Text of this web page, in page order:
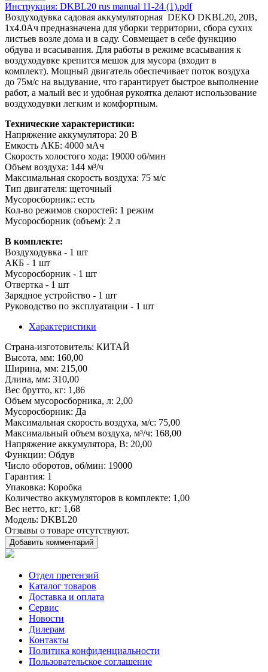
Инструкция: DKBL20 rus manual 11-24 (1).pdf
Воздуходувка садовая аккумуляторная DEKO DKBL20, 20В,
1x4.0Ач предназначена для уборки территории, сбора сухих
листьев возле дома и в саду. Совмещает в себе функцию
обдува и всасывания. Для работы в режиме всасывания к
воздуходувке крепится мешок для мусора (входит в
комплект). Мощный двигатель обеспечивает поток воздуха
до 75м/с на выдувание, что гарантирует быстрое выполнение
работ, а малый вес и удобная рукоятка делают использование
воздуходувки легким и комфортным.
Технические характеристики:
Напряжение аккумулятора: 20 В
Емкость АКБ: 4000 мАч
Скорость холостого хода: 19000 об/мин
Объем воздуха: 144 м³/ч
Максимальная скорость воздуха: 75 м/с
Тип двигателя: щеточный
Мусоросборник:: есть
Кол-во режимов скоростей: 1 режим
Мусоросборник (объем): 2 л
В комплекте:
Воздуходувка - 1 шт
АКБ - 1 шт
Мусоросборник - 1 шт
Отвертка - 1 шт
Зарядное устройство - 1 шт
Руководство по эксплуатации - 1 шт
Характеристики
Страна-изготовитель: КИТАЙ
Высота, мм: 160,00
Ширина, мм: 215,00
Длина, мм: 310,00
Вес брутто, кг: 1,86
Объем мусоросборника, л: 2,00
Мусоросборник: Да
Максимальная скорость воздуха, м/с: 75,00
Максимальный объем воздуха, м³/ч: 168,00
Напряжение аккумулятора, В: 20,00
Функции: Обдув
Число оборотов, об/мин: 19000
Гарантия: 1
Упаковка: Коробка
Количество аккумуляторов в комплекте: 1,00
Вес нетто, кг: 1,68
Модель: DKBL20
Отзывы о товаре отсутствуют.
Добавить комментарий
Отдел претензий
Каталог товаров
Доставка и оплата
Сервис
Новости
Дилерам
Контакты
Политика конфиденциальности
Пользовательское соглашение